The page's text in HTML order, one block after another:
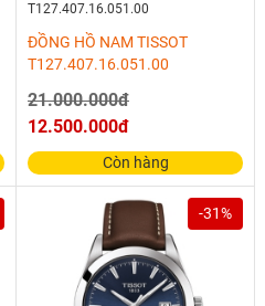
T127.407.16.051.00
ĐỒNG HỒ NAM TISSOT
T127.407.16.051.00
21.000.000đ
12.500.000đ
Còn hàng
-31%